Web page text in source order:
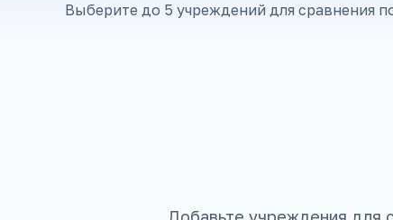
Выберите до 5 учреждений для сравнения